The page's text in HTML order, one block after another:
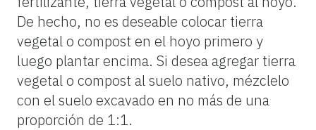
De hecho, no es deseable colocar tierra
vegetal o compost en el hoyo primero y
luego plantar encima. Si desea agregar tierra
vegetal o compost al suelo nativo, mézclelo
con el suelo excavado en no más de una
proporción de 1:1.